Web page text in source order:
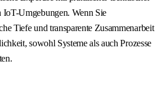
Umgebungen. Wenn Sie
Tiefe und transparente Zusammenarbeit
sowohl Systeme als auch Prozesse